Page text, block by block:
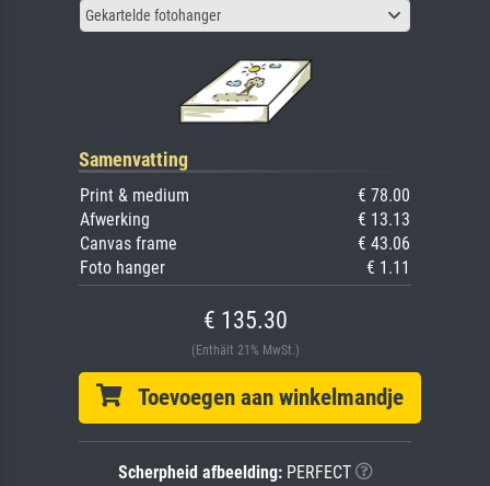
Gekartelde fotohanger
Samenvatting
Print & medium
€ 78.00
Afwerking
€ 13.13
Canvas frame
€ 43.06
Foto hanger
€ 1.11
€ 135.30
(Enthält 21% MwSt.)
Toevoegen aan winkelmandje
Scherpheid afbeelding:PERFECT